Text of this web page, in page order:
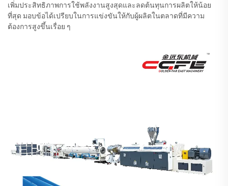
เพิ่มประสิทธิภาพการใช้พลังงานสูงสุดและลดต้นทุนการผลิตให้น้อย
ที่สุด มอบข้อได้เปรียบในการแข่งขันให้กับผู้ผลิตในตลาดที่มีความ
ต้องการสูงขึ้นเรื่อย ๆ